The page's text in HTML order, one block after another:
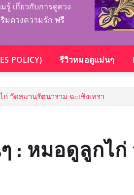
รู้ เกี่ยวกับการดูดวง
ริมดวงความรัก ฟรี
POLICY) รีวิวหมอดูแม่นๆ
วัดสมานรัตนาราม ฉะเชิงเทรา
: หมอดูลูกไ